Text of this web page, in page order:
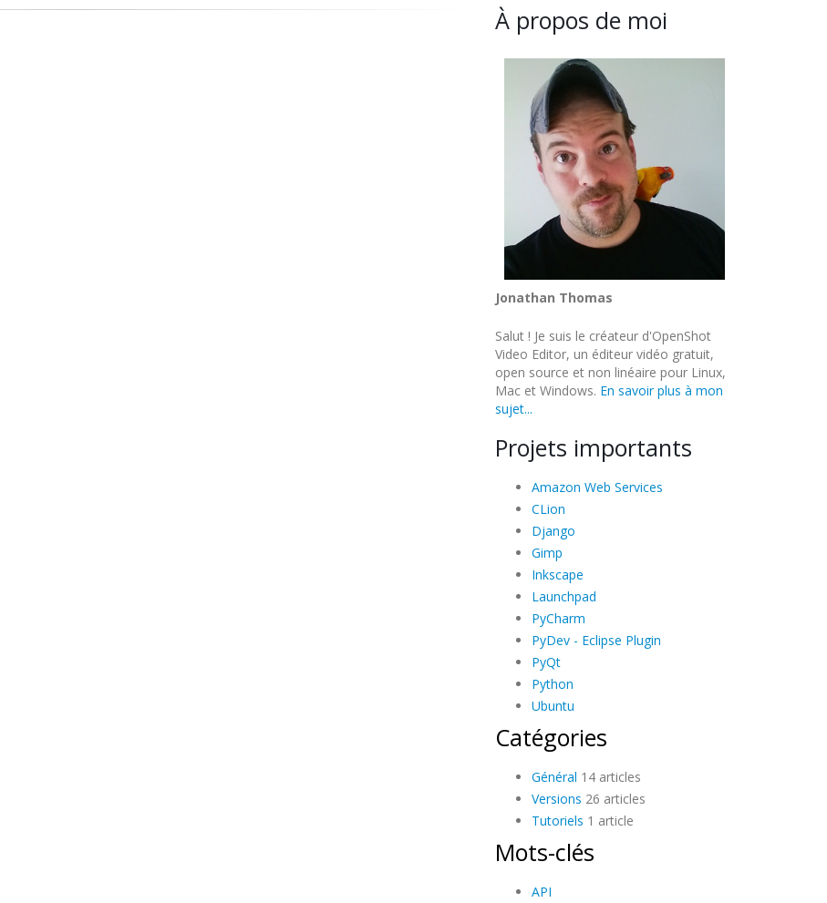
À propos de moi
Jonathan Thomas
Salut ! Je suis le créateur d'OpenShot
Video Editor, un éditeur vidéo gratuit,
open source et non linéaire pour Linux,
Mac et Windows. En savoir plus à mon
sujet...
Projets importants
Amazon Web Services
CLion
Django
Gimp
Inkscape
Launchpad
PyCharm
PyDev - Eclipse Plugin
PyQt
Python
Ubuntu
Catégories
Général 14 articles
Versions 26 articles
Tutoriels 1 article
Mots-clés
API